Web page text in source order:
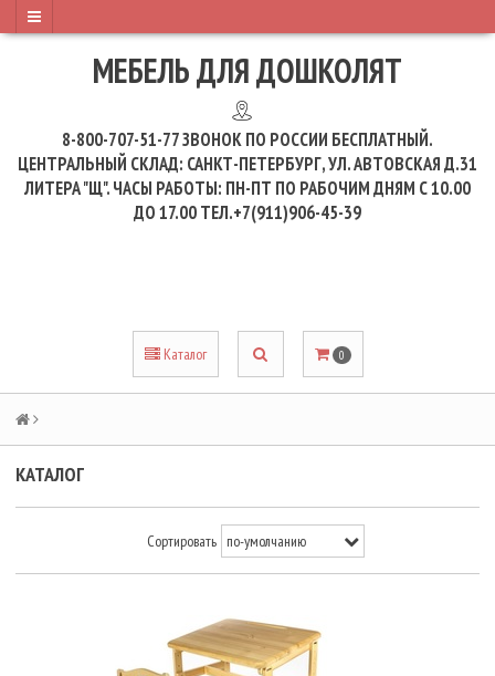
МЕБЕЛЬ ДЛЯ ДОШКОЛЯТ
8-800-707-51-77ЗВОНОК ПО РОССИИ БЕСПЛАТНЫЙ.
ЦЕНТРАЛЬНЫЙ СКЛАД: САНКТ-ПЕТЕРБУРГ, УЛ. АВТОВСКАЯ Д.31
ЛИТЕРА "Щ". ЧАСЫ РАБОТЫ: ПН-ПТ ПО РАБОЧИМ ДНЯМ С 10.00
ДО 17.00 ТЕЛ.+7(911)906-45-39
Каталог 0
КАТАЛОГ
Сортировать